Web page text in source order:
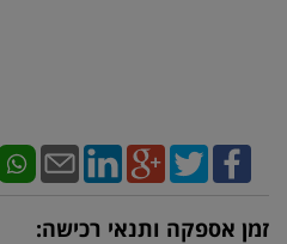
זמן אספקה ותנאי רכישה: